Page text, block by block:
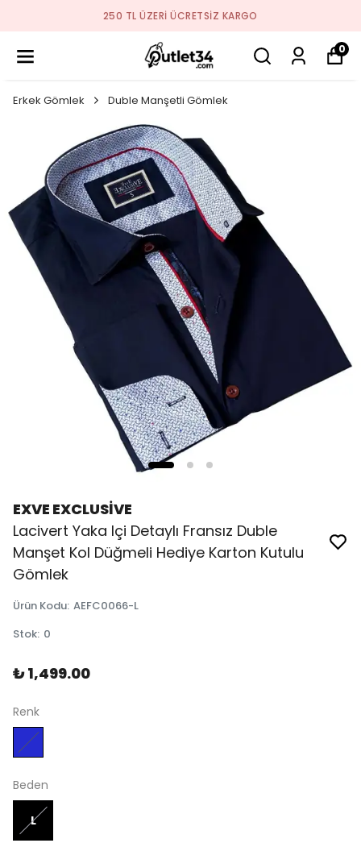
2026 SEZON ÜRÜNLER STOKLARDA
0
Erkek Gömlek Duble Manşetli Gömlek
EXVE EXCLUSİVE
Lacivert Yaka Içi Detaylı Fransız Duble
Manşet Kol Düğmeli Hediye Karton Kutulu
Gömlek
Ürün Kodu: AEFC0066-L
Stok: 0
₺ 1,499.00
Renk
Beden
L